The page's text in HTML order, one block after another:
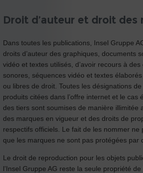
Droit d’auteur et droit des
Dans toutes les publications, Insel Gruppe
droits d’auteur des graphiques, documents
vidéo et textes utilisés, d’avoir recours à
sonores, séquences vidéo et textes
ou libres de droit. Toutes les désignations
produits citées dans l’offre internet et le cas
des tiers sont soumises de manière illimitée
des marques en vigueur et des droits de
respectifs officiels. Le fait de les nommer ne
que les marques ne sont pas protégées par
Le droit de reproduction pour les objets
l’Insel Gruppe AG reste la seule propriété de